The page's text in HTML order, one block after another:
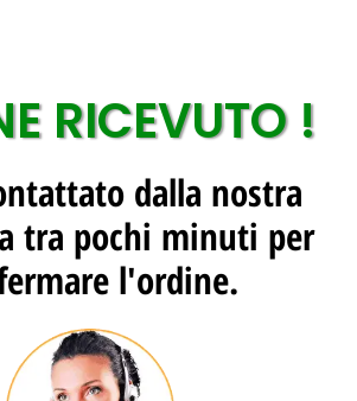
RICEVUTO !
dalla nostra
tra pochi minuti per
l'ordine.